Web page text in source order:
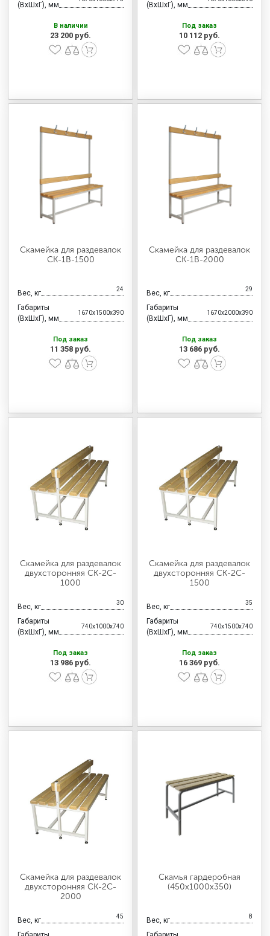
МЕБЕЛЬ ДЛЯ СТОЛОВЫХ
(ВхШхГ), мм
В наличии
23 200 руб.
(ВхШхГ), мм
Под заказ
10 112 руб.
Скамейка для раздевалок
CК-1В-1500
Вес, кг 24
Габариты
(ВхШхГ), мм
1670x1500x390
Под заказ
11 358 руб.
Скамейка для раздевалок
CК-1В-2000
Вес, кг 29
Габариты
(ВхШхГ), мм
1670x2000x390
Под заказ
13 686 руб.
Скамейка для раздевалок
двухсторонняя CК-2C-
1000
Вес, кг 30
Габариты
(ВхШхГ), мм
740x1000x740
Под заказ
13 986 руб.
Скамейка для раздевалок
двухсторонняя CК-2C-
1500
Вес, кг 35
Габариты
(ВхШхГ), мм
740x1500x740
Под заказ
16 369 руб.
Скамейка для раздевалок
двухсторонняя CК-2C-
2000
Вес, кг 45
Скамья гардеробная
(450x1000x350)
Вес, кг 8